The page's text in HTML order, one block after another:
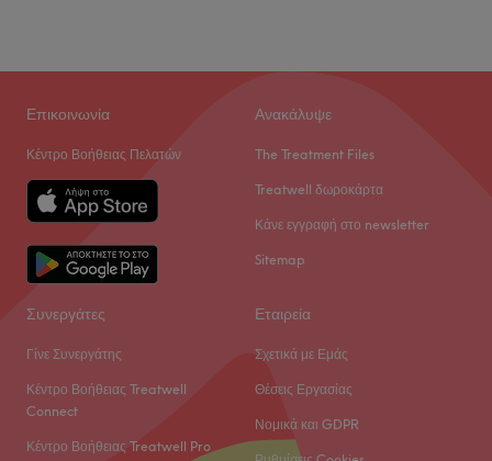
Επικοινωνία
Κέντρο Βοήθειας Πελατών
Ανακάλυψε
The Treatment Files
Treatwell δωροκάρτα
Κάνε εγγραφή στο newsletter
Sitemap
Συνεργάτες
Γίνε Συνεργάτης
Κέντρο Βοήθειας Treatwell
Connect
Κέντρο Βοήθειας Treatwell Pro
Εταιρεία
Σχετικά με Εμάς
Θέσεις Εργασίας
Νομικά και GDPR